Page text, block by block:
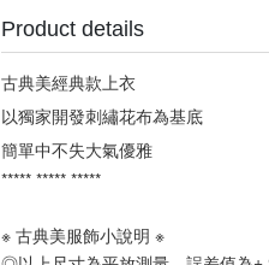
Product details
古典美經典款上衣
以獨家開發刺繡花布為基底
簡單中不失大氣優雅
***** ***** *****
※ 古典美服飾小說明 ※